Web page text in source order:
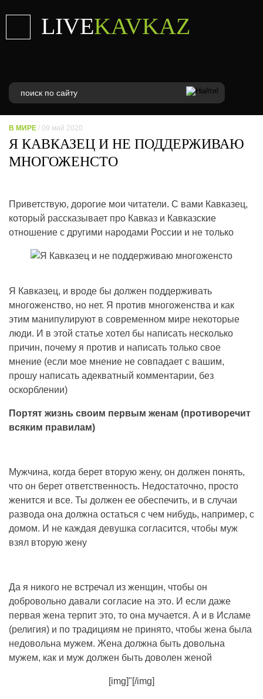
LIVEKAVKAZ
В МИРЕ / 09 май 2020
Я КАВКАЗЕЦ И НЕ ПОДДЕРЖИВАЮ
МНОГОЖЕНСТО
Приветствую, дорогие мои читатели. С вами Кавказец,
который рассказывает про Кавказ и Кавказские
отношение с другими народами России и не только
Я Кавказец, и вроде бы должен поддерживать
многоженство, но нет. Я против многоженства и как
этим манипулируют в современном мире некоторые
люди. И в этой статье хотел бы написать несколько
причин, почему я против и написать только свое
мнение (если мое мнение не совпадает с вашим,
прошу написать адекватный комментарии, без
оскорблении)
Портят жизнь своим первым женам (противоречит
всяким правилам)
Мужчина, когда берет вторую жену, он должен понять,
что он берет ответственность. Недостаточно, просто
женится и все. Ты должен ее обеспечить, и в случаи
развода она должна остаться с чем нибудь, например, с
домом. И не каждая девушка согласится, чтобы муж
взял вторую жену
Да я никого не встречал из женщин, чтобы он
добровольно давали согласие на это. И если даже
первая жена терпит это, то она мучается. А и в Исламе
(религия) и по традициям не принято, чтобы жена была
недовольна мужем. Жена должна быть довольна
мужем, как и муж должен быть доволен женой
[img]"[/img]